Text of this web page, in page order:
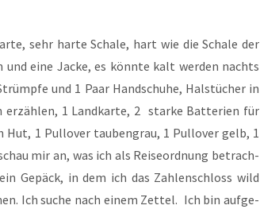
sehr har­te Scha­le, hart wie die Scha­le der
und eine Jacke, es könn­te kalt wer­den nachts
und 1 Paar Hand­schu­he, Hals­tü­cher in
erzäh­len, 1 Land­kar­te, 2 star­ke Bat­te­rien für
Hut, 1 Pull­over tau­ben­grau, 1 Pull­over gelb, 1
mir an, was ich als Rei­se­ord­nung betrach­
Gepäck, in dem ich das Zah­len­schloss wild
Ich suche nach einem Zet­tel. Ich bin auf­ge­